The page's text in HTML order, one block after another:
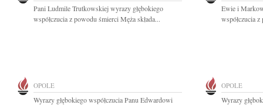
Pani Ludmile Trutkowskiej wyrazy głębokiego
współczucia z powodu śmierci Męża składa...
Ewie i
współczucia
OPOLE
Wyrazy głębokiego współczucia Panu Edwardowi
OPOLE
Wyrazy